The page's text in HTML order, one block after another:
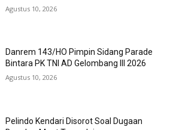
Agustus 10, 2026
Danrem 143/HO Pimpin Sidang Parade
Bintara PK TNI AD Gelombang III 2026
Agustus 10, 2026
Pelindo Kendari Disorot Soal Dugaan